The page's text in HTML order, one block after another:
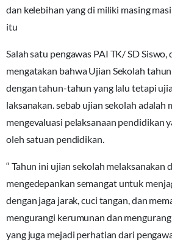
dan kelebihan yang di miliki masing
itu
Salah satu pengawas PAI TK/ SD
mengatakan bahwa Ujian Sekolah
dengan tahun-tahun yang lalu tetapi
laksanakan. sebab ujian sekolah adalah
mengevaluasi pelaksanaan pendidikan
oleh satuan pendidikan.
“ Tahun ini ujian sekolah melaksanakan
mengedepankan semangat untuk
dengan jaga jarak, cuci tangan, dan
mengurangi kerumunan dan
yang juga mejadi perhatian dari